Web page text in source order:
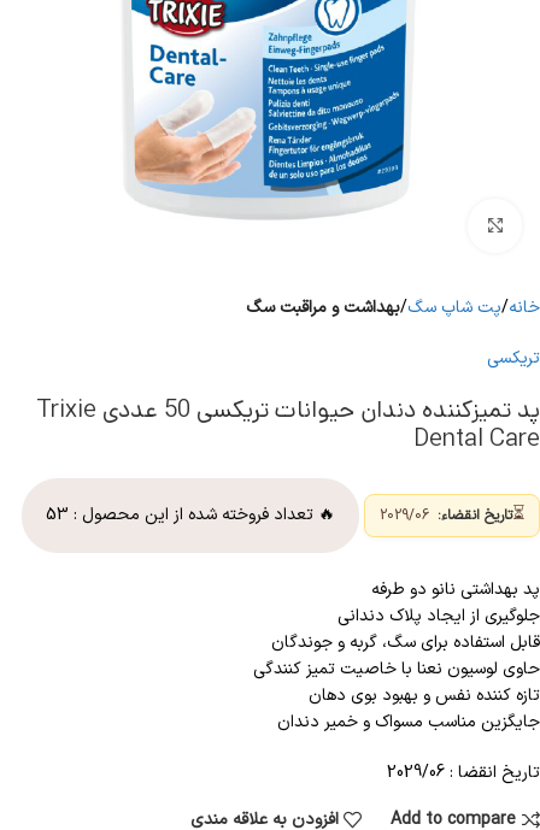
برای بزرگنمایی کلیک کنید
خانه پت شاپ سگ بهداشت و مراقبت سگ
تریکسی
پد تمیزکننده دندان حیوانات تریکسی 50 عددی Trixie
Dental Care
⏳تاریخ انقضاء: 🔥 تعداد فروخته شده از این محصول : 53
پد بهداشتی نانو دو طرفه
جلوگیری از ایجاد پلاک دندانی
قابل استفاده برای سگ، گربه و جوندگان
حاوی لوسیون نعنا با خاصیت تمیز کنندگی
تازه کننده نفس و بهبود بوی دهان
جایگزین مناسب مسواک و خمیر دندان
تاریخ انقضا : 2029/06
Add to compare
افزودن به علاقه مندی